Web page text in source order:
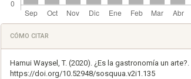
Detalles
del
artículo
CÓMO CITAR
Hamui Waysel, T. (2020). ¿Es la gastronomía un arte?.
https://doi.org/10.52948/sosquua.v2i1.135